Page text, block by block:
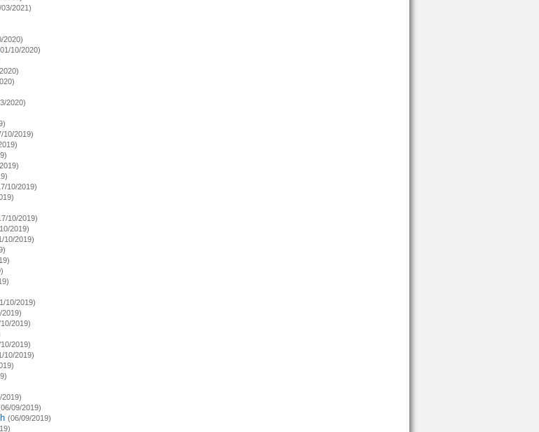
2021)
2020)
10/2020)
2020)
10/2019)
10/2019)
10/2019)
2019)
10/2019)
10/2019)
2019)
2019)
2019)
10/2019)
2019)
09/2019)
(06/09/2019)